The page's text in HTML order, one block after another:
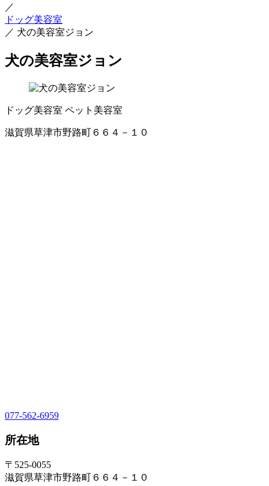
／
ドッグ美容室
／ 犬の美容室ジョン
犬の美容室ジョン
ドッグ美容室 ペット美容室
滋賀県草津市野路町６６４－１０
077-562-6959
所在地
〒525-0055
滋賀県草津市野路町６６４－１０